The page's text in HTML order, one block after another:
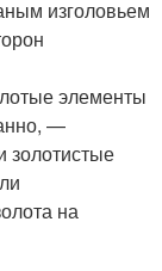
изголовьем
элементы
—
на